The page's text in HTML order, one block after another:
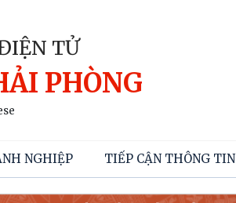
TỬ
PHÒNG
NGHIỆP TIẾP CẬN THÔNG TIN